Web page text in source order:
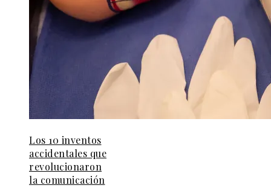
Los 10 inventos
accidentales que
revolucionaron
la comunicación